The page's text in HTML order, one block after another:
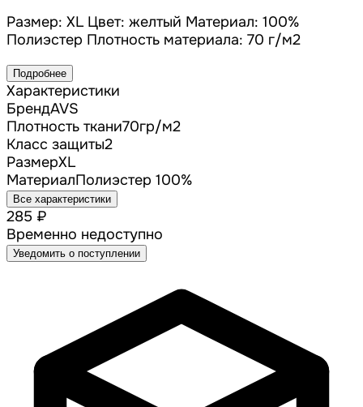
Размер: XL Цвет: желтый Материал: 100%
Полиэстер Плотность материала: 70 г/м2
Подробнее
Характеристики
БрендAVS
Плотность ткани70гр/м2
Класс защиты2
РазмерXL
МатериалПолиэстер 100%
Все характеристики
285 ₽
Временно недоступно
Уведомить о поступлении